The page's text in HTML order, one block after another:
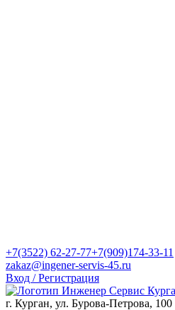
+7(3522) 62-27-77+7(909)174-33-11
zakaz@ingener-servis-45.ru
Вход / Регистрация
г. Курган, ул. Бурова-Петрова, 100